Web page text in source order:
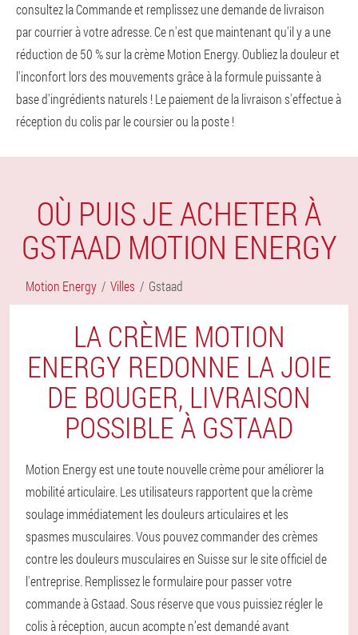
consultez la Commande et remplissez une demande de livraison
par courrier à votre adresse. Ce n'est que maintenant qu'il y a une
réduction de 50 % sur la crème Motion Energy. Oubliez la douleur et
l'inconfort lors des mouvements grâce à la formule puissante à
base d'ingrédients naturels ! Le paiement de la livraison s'effectue à
réception du colis par le coursier ou la poste !
OÙ PUIS JE ACHETER À
GSTAAD MOTION ENERGY
Motion Energy Villes Gstaad
LA CRÈME MOTION
ENERGY REDONNE LA JOIE
DE BOUGER, LIVRAISON
POSSIBLE À GSTAAD
Motion Energy est une toute nouvelle crème pour améliorer la
mobilité articulaire. Les utilisateurs rapportent que la crème
soulage immédiatement les douleurs articulaires et les
spasmes musculaires. Vous pouvez commander des crèmes
contre les douleurs musculaires en Suisse sur le site officiel de
l'entreprise. Remplissez le formulaire pour passer votre
commande à Gstaad. Sous réserve que vous puissiez régler le
colis à réception, aucun acompte n’est demandé avant